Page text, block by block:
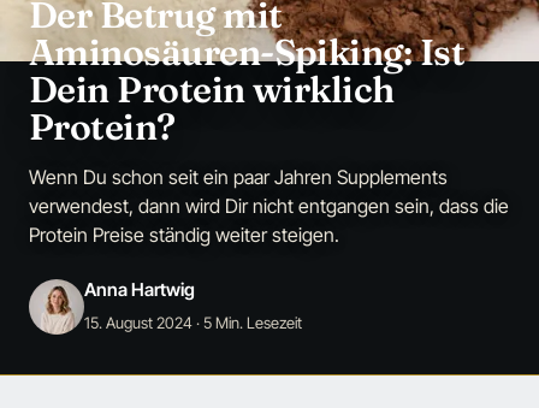
Der Betrug mit
Aminosäuren-Spiking: Ist
Dein Protein wirklich
Protein?
Wenn Du schon seit ein paar Jahren Supplements
verwendest, dann wird Dir nicht entgangen sein, dass die
Protein Preise ständig weiter steigen.
Anna Hartwig
15. August 2024· 5 Min. Lesezeit